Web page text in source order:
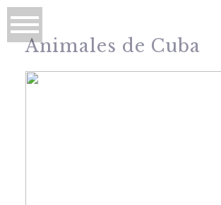
Animales de Cuba